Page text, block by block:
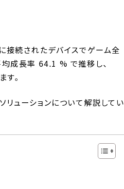
接続されたデバイスでゲーム全
均成長率 64.1 % で推移し、
。
ューションについて解説してい